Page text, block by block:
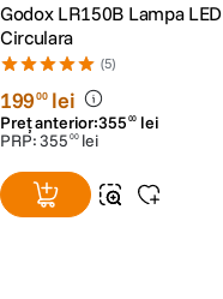
Godox LR150B Lampa LED
Circulara
(5)
19900 lei
Preț anterior:355 00 lei
PRP:355 00 lei